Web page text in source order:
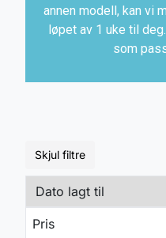
annen modell, kan vi
løpet av 1 uke til
som
Skjul filtre
Pris